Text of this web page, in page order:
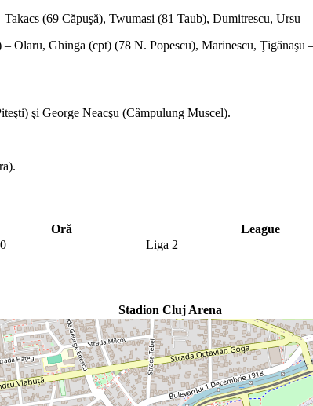
(69 Căpuşă), Twumasi (81 Taub), Dumitrescu, Ursu
– Olaru, Ghinga (cpt) (78 N. Popescu), Marinescu,
şi George Neacşu (Câmpulung Muscel).
Oră League
Liga 2
Stadion Cluj Arena